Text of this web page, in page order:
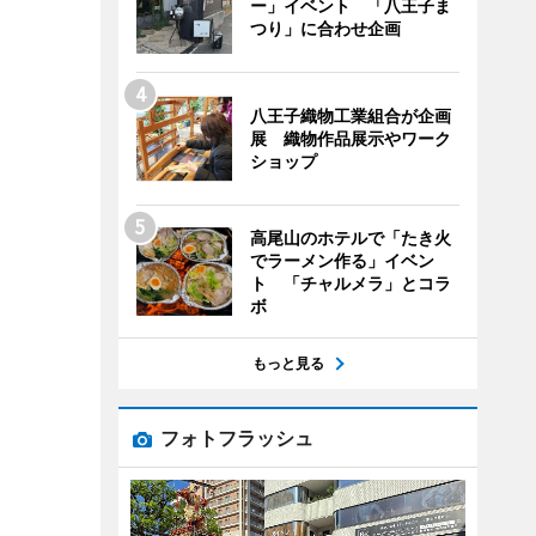
ー」イベント 「八王子ま
つり」に合わせ企画
八王子織物工業組合が企画
展 織物作品展示やワーク
ショップ
高尾山のホテルで「たき火
でラーメン作る」イベン
ト 「チャルメラ」とコラ
ボ
もっと見る
フォトフラッシュ